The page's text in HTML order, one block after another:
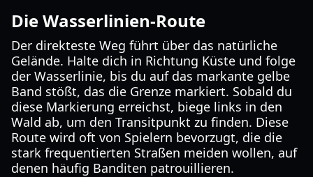
Die Wasserlinien-Route
Der direkteste Weg führt über das natürliche
Gelände. Halte dich in Richtung Küste und folge
der Wasserlinie, bis du auf das markante gelbe
Band stößt, das die Grenze markiert. Sobald du
diese Markierung erreichst, biege links in den
Wald ab, um den Transitpunkt zu finden. Diese
Route wird oft von Spielern bevorzugt, die die
stark frequentierten Straßen meiden wollen, auf
denen häufig Banditen patrouillieren.